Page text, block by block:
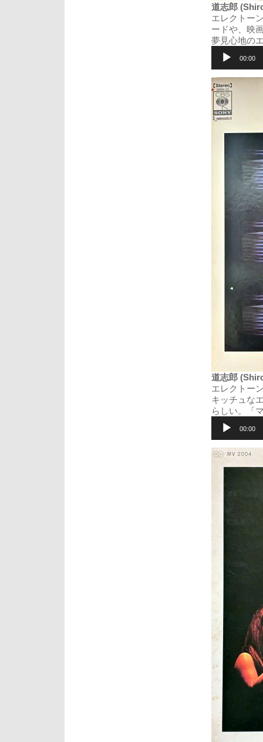
道志郎
エレクトー
ードや、映
夢見心地の
プ
レ
ー
ヤ
ー
00:00
道志郎
エレクトー
キッチュな
らしい。「
プ
レ
ー
00:00